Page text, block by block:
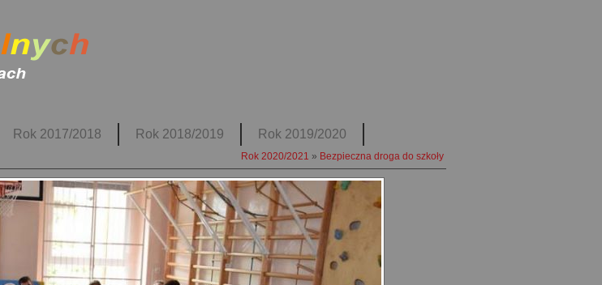
Rok 2017/2018 Rok 2018/2019
Rok 2019/2020
Rok 2020/2021 » Bezpieczna droga do szkoły